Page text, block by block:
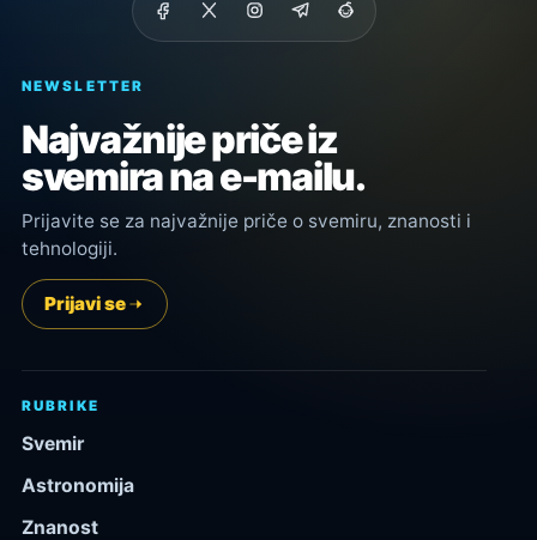
NEWSLETTER
Najvažnije priče iz
svemira na e-mailu.
Prijavite se za najvažnije priče o svemiru, znanosti i
tehnologiji.
Prijavi se
RUBRIKE
Svemir
Astronomija
Znanost